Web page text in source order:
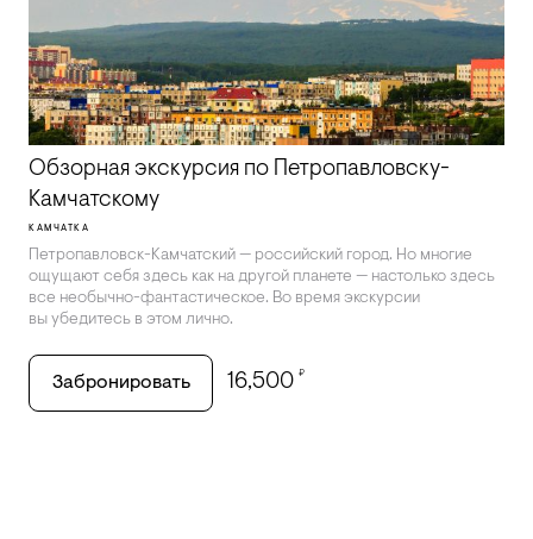
Обзорная экскурсия по Петропавловску-
Камчатскому
КАМЧАТКА
Петропавловск-Камчатский — российский город. Но многие
ощущают себя здесь как на другой планете — настолько здесь
все необычно-фантастическое. Во время экскурсии
вы убедитесь в этом лично.
Забронировать 16,500 ₽